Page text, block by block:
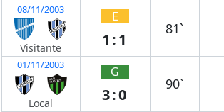
08/11/2003
Visitante
E
1:1
81`
01/11/2003
Local
G
3:0
90`